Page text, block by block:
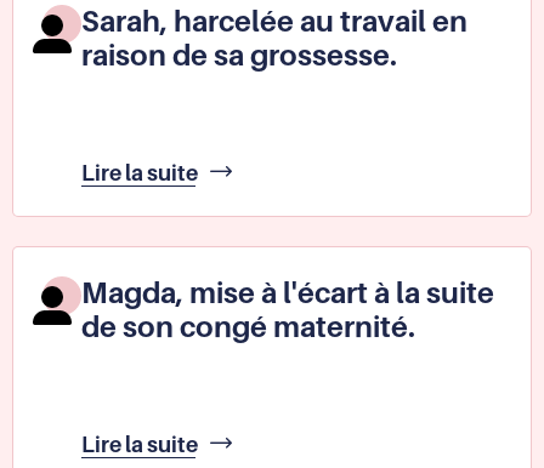
formation
car
PMA
Sarah, harcelée au travail en
raison de sa grossesse.
Lire la suite Sarah,
au
travail
raison
de
Magda, mise à l'écart à la suite
de son congé maternité.
Lire la suite Magda,